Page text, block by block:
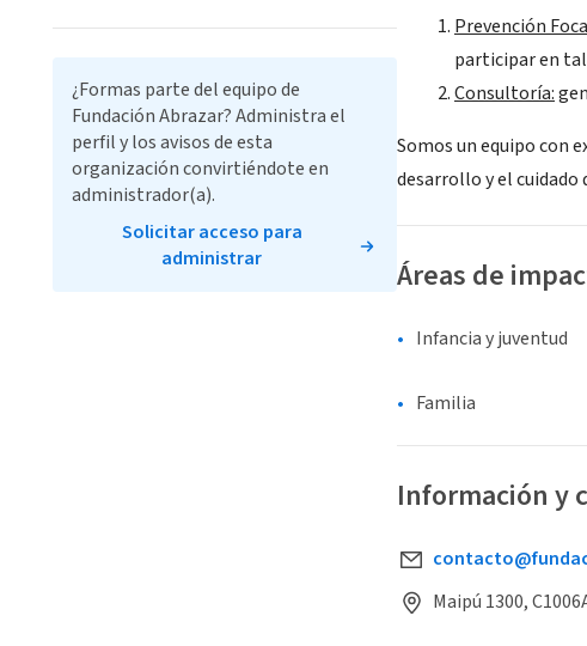
Prevención
participar en
Consultoría:
Somos un equipo con
desarrollo y el cuidado
Áreas de
Infancia y juventud
Familia
Información y
Maipú 1300,
¿Formas parte del equipo de
Fundación Abrazar? Administra el
perfil y los avisos de esta
organización convirtiéndote en
administrador(a).
Solicitar acceso para
administrar